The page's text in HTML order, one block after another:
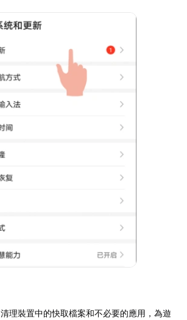
清理裝置中的快取檔案和不必要的應用，為遊